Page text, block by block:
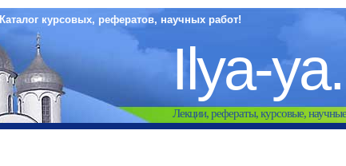
Каталог курсовых, рефератов, научных работ!
Ilya-
Лекции, рефераты, курсовые,